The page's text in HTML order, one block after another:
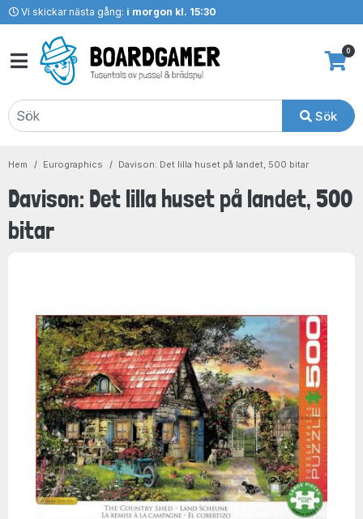
Vi skickar nästa gång: i morgon kl. 15:30
Sök
0
Hem Eurographics Davison: Det lilla huset på landet, 500 bitar
Davison: Det lilla huset på landet, 500
bitar